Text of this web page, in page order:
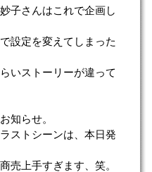
子さんはこれで企画し
設定を変えてしまった
いストーリーが違って
知らせ。
ストシーンは、本日発
売上手すぎます、笑。